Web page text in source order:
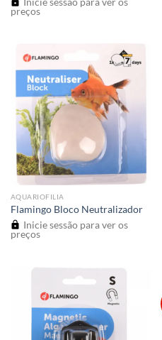
preços
AQUARIOFILIA
Flamingo Bloco Neutralizador
Inicie sessão para ver os
preços